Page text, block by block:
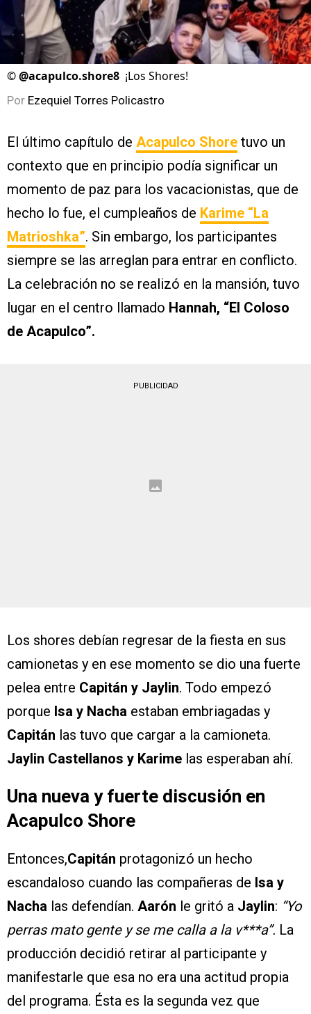
©@acapulco.shore8 ¡Los Shores!
Por Ezequiel Torres Policastro
El último capítulo de Acapulco Shore tuvo un
contexto que en principio podía significar un
momento de paz para los vacacionistas, que de
hecho lo fue, el cumpleaños de Karime “La
Matrioshka”. Sin embargo, los participantes
siempre se las arreglan para entrar en conflicto.
La celebración no se realizó en la mansión, tuvo
lugar en el centro llamado Hannah, “El Coloso
de Acapulco”.
PUBLICIDAD
Los shores debían regresar de la fiesta en sus
camionetas y en ese momento se dio una fuerte
pelea entre Capitán y Jaylin. Todo empezó
porque Isa y Nacha estaban embriagadas y
Capitán las tuvo que cargar a la camioneta.
Jaylin Castellanos y Karime las esperaban ahí.
Una nueva y fuerte discusión en
Acapulco Shore
Entonces,Capitán protagonizó un hecho
escandaloso cuando las compañeras de Isa y
Nacha las defendían. Aarón le gritó a Jaylin: “Yo
perras mato gente y se me calla a la v***a”. La
producción decidió retirar al participante y
manifestarle que esa no era una actitud propia
del programa. Ésta es la segunda vez que